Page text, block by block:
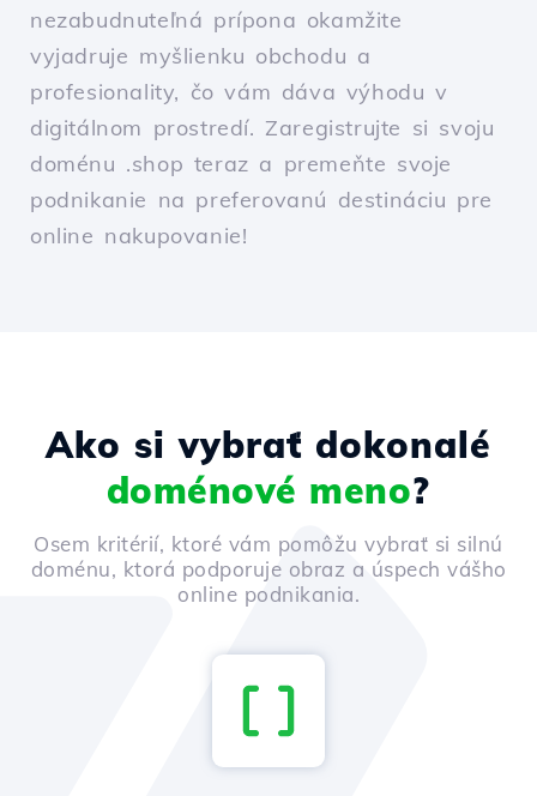
nezabudnuteľná prípona okamžite
vyjadruje myšlienku obchodu a
profesionality, čo vám dáva výhodu v
digitálnom prostredí. Zaregistrujte si svoju
doménu .shop teraz a premeňte svoje
podnikanie na preferovanú destináciu pre
online nakupovanie!
Ako si vybrať dokonalé
doménové meno?
Osem kritérií, ktoré vám pomôžu vybrať si silnú
doménu, ktorá podporuje obraz a úspech vášho
online podnikania.